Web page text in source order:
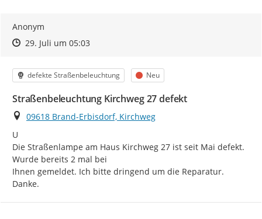
Anonym
Zeitpunkt des Erstellens
Zeitpunkt des Erstellens
29. Juli um 05:03Zur Äußerung
Kategorie
defekte Straßenbeleuchtung Status
Neu
Straßenbeleuchtung Kirchweg 27 defekt
Ort
09618 Brand-Erbisdorf, Kirchweg
U
Die Straßenlampe am Haus Kirchweg 27 ist seit Mai defekt.
Wurde bereits 2 mal bei
Ihnen gemeldet. Ich bitte dringend um die Reparatur.
Danke.